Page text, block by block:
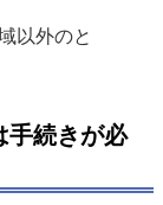
以外のと
手続きが必